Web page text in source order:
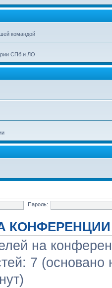
командой
СПб и ЛО
Пароль:
КОНФЕРЕНЦИИ
на
7 (основано